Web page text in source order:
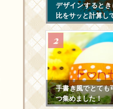
デザインすると
比をサッと計算し
手書き風でとても
つ集めました！